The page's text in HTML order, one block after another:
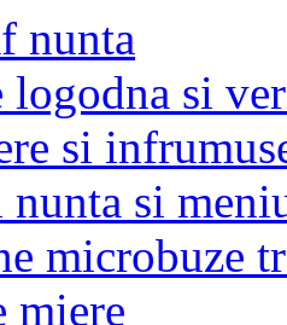
nunta
logodna si
si
si
microbuze
miere